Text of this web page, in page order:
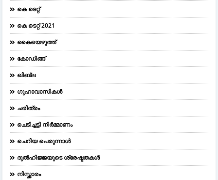
കെ ടെറ്റ്
കെ ടെറ്റ് 2021
കൈയെഴുത്ത്
കോഡിങ്ങ്
ഖിബ്‌ല
ഗുഹാവാസികൾ
ചരിത്രം
ചെടിച്ചട്ടി നിർമ്മാണം
ചെറിയ പെരുന്നാള്‍
ദുല്‍ഹിജ്ജയുടെ ശ്രേഷ്ടതകള്‍
നിസ്ക്കാരം